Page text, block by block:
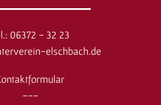
06372 - 32 23
elschbach.de
---